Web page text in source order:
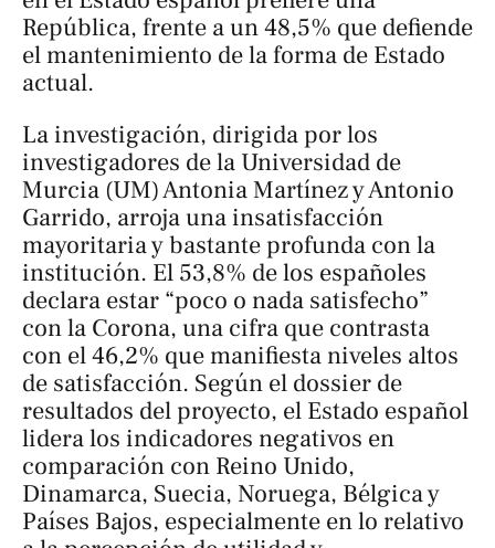
República, frente a un 48,5% que defiende
el mantenimiento de la forma de Estado
actual.
La investigación, dirigida por los
investigadores de la Universidad de
Murcia (UM) Antonia Martínez y Antonio
Garrido, arroja una insatisfacción
mayoritaria y bastante profunda con la
institución. El 53,8% de los españoles
declara estar “poco o nada satisfecho”
con la Corona, una cifra que contrasta
con el 46,2% que manifiesta niveles altos
de satisfacción. Según el dossier de
resultados del proyecto, el Estado español
lidera los indicadores negativos en
comparación con Reino Unido,
Dinamarca, Suecia, Noruega, Bélgica y
Países Bajos, especialmente en lo relativo